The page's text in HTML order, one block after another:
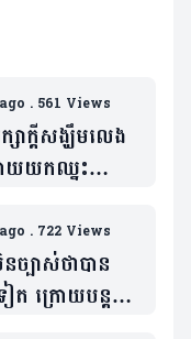
. 561 Views
ាក្តីសង្ឃឹមលេង
យយកឈ្នះ
. 722 Views
បាស់ថាបាន
ត ក្រោយបន្ត